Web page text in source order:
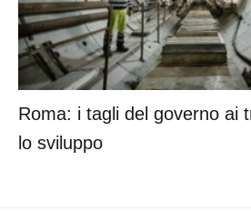
Roma: i tagli del governo ai
lo sviluppo